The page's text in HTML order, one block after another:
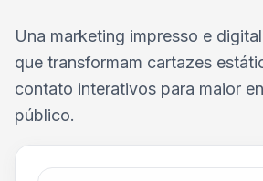
Una marketing impresso e
que transformam cartazes
contato interativos para maior
público.